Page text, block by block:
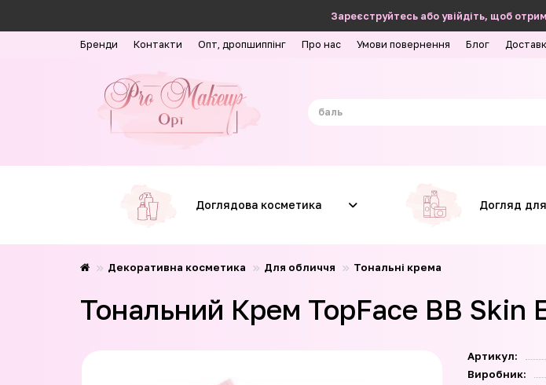
Зареєструйтесь або увійдіть, щоб
Бренди Контакти Опт, дропшиппінг Про нас Умови повернення Блог
Доглядова косметика Догляд
Декоративна косметика Для обличчя Тональні крема
Тональний Крем TopFace BB
Артикул:
Виробник: